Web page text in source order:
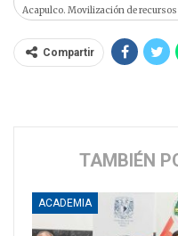
Acapulco. Movilización de recursos
Compartir
TAMBIÉN
ACADEMIA